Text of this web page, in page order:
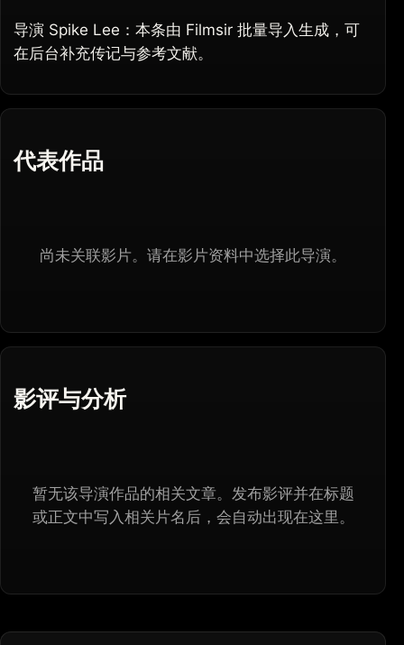
导演 Spike Lee：本条由 Filmsir 批量导入生成，可
在后台补充传记与参考文献。
代表作品
尚未关联影片。请在影片资料中选择此导演。
影评与分析
暂无该导演作品的相关文章。发布影评并在标题
或正文中写入相关片名后，会自动出现在这里。